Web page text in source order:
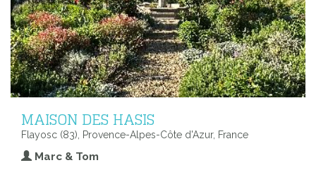
MAISON DES HASIS
Flayosc (83), Provence-Alpes-Côte d'Azur, France
Marc & Tom